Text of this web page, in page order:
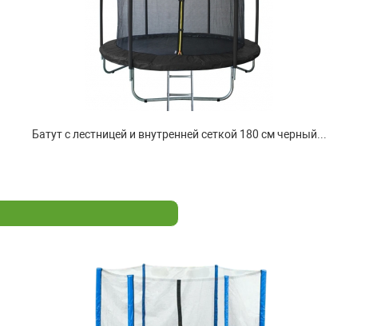
Батут с лестницей и внутренней сеткой 180 см черный...